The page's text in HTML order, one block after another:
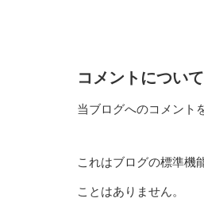
コメントについて
当ブログへのコメント
これはブログの標準機
ことはありません。